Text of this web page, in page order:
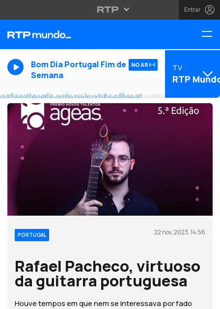
Entrar
Bom Dia Portugal Fim de
Semana
NO AR TV
RTP
PORTUGAL 22 nov, 2023, 14:56
Rafael Pacheco, virtuoso
da guitarra portuguesa
Houve tempos em que nem se interessava por fado